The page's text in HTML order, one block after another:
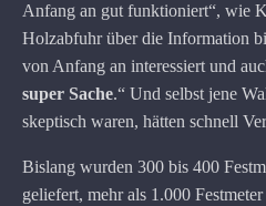
Anfang an gut funktioniert“, wie
Holzabfuhr über die Information
von Anfang an interessiert und
super Sache.“ Und selbst jene
skeptisch waren, hätten schnell
Bislang wurden 300 bis 400
geliefert, mehr als 1.000